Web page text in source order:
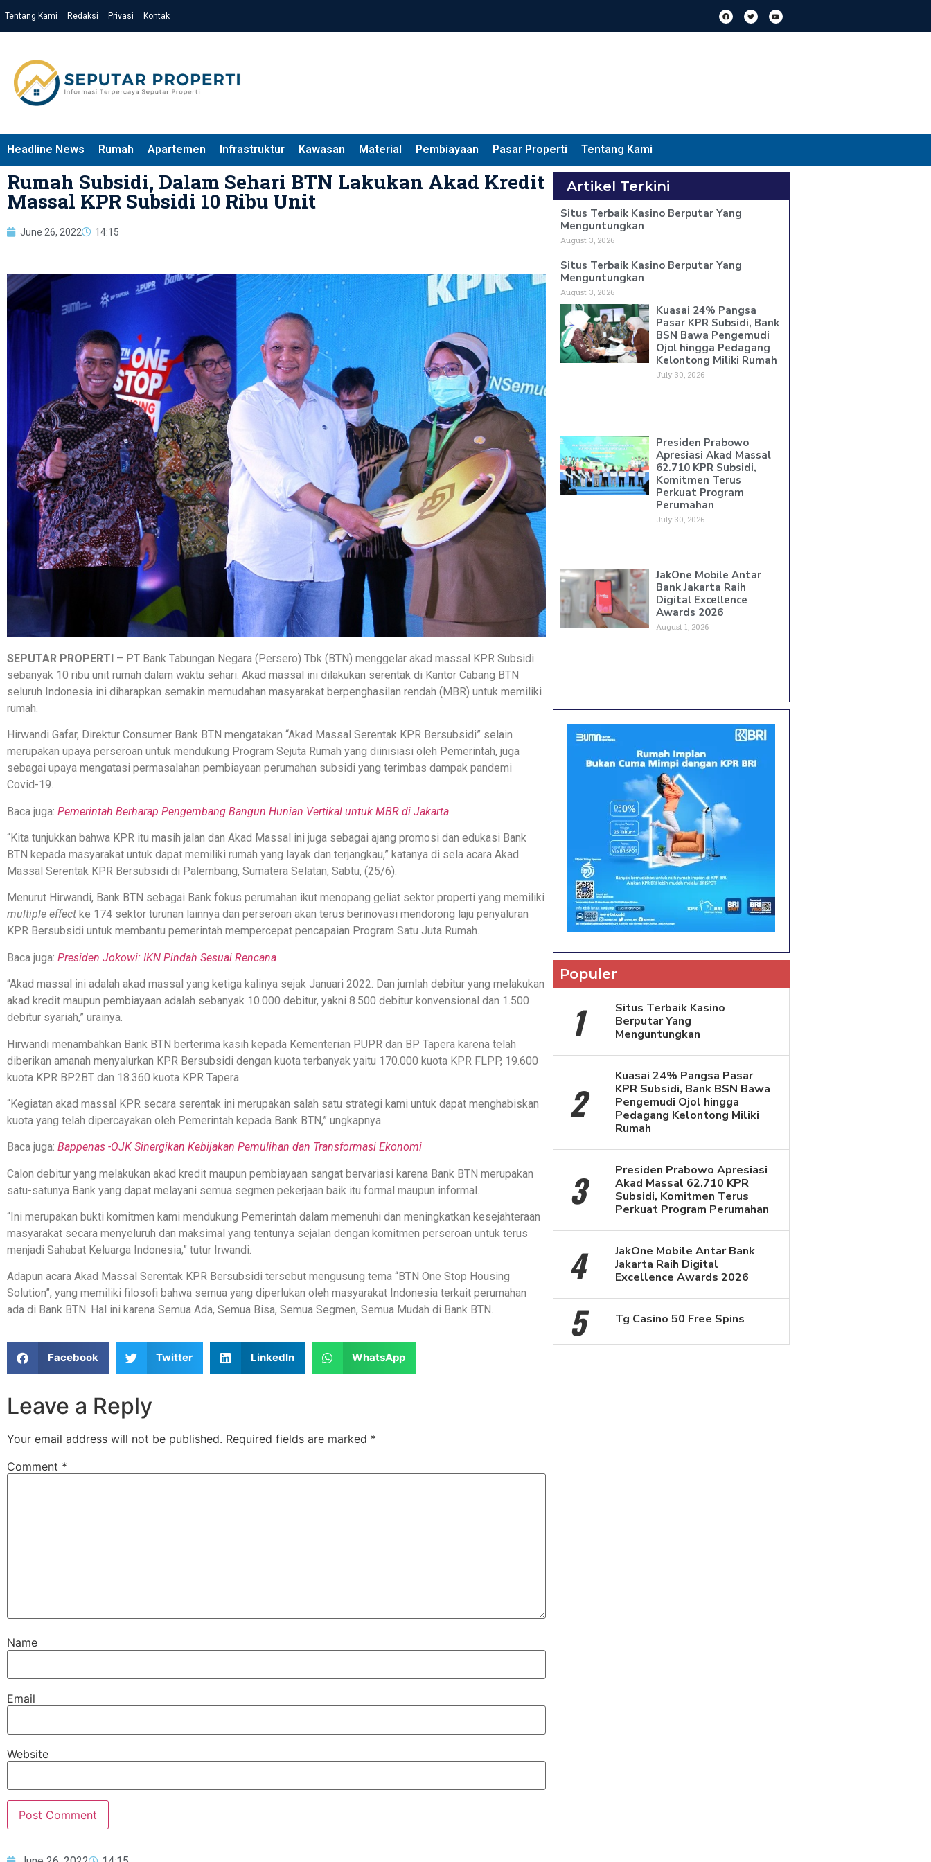
Tentang Kami Redaksi Privasi Kontak
Headline News Rumah Apartemen Infrastruktur Kawasan Material Pembiayaan Pasar Properti Tentang Kami
Rumah Subsidi, Dalam Sehari BTN Lakukan Akad Kredit
Massal KPR Subsidi 10 Ribu Unit
June 26, 2022 14:15
SEPUTAR PROPERTI – PT Bank Tabungan Negara (Persero) Tbk (BTN) menggelar akad massal KPR Subsidi
sebanyak 10 ribu unit rumah dalam waktu sehari. Akad massal ini dilakukan serentak di Kantor Cabang BTN
seluruh Indonesia ini diharapkan semakin memudahan masyarakat berpenghasilan rendah (MBR) untuk memiliki
rumah.
Hirwandi Gafar, Direktur Consumer Bank BTN mengatakan “Akad Massal Serentak KPR Bersubsidi” selain
merupakan upaya perseroan untuk mendukung Program Sejuta Rumah yang diinisiasi oleh Pemerintah, juga
sebagai upaya mengatasi permasalahan pembiayaan perumahan subsidi yang terimbas dampak pandemi
Covid-19.
Baca juga: Pemerintah Berharap Pengembang Bangun Hunian Vertikal untuk MBR di Jakarta
“Kita tunjukkan bahwa KPR itu masih jalan dan Akad Massal ini juga sebagai ajang promosi dan edukasi Bank
BTN kepada masyarakat untuk dapat memiliki rumah yang layak dan terjangkau,” katanya di sela acara Akad
Massal Serentak KPR Bersubsidi di Palembang, Sumatera Selatan, Sabtu, (25/6).
Menurut Hirwandi, Bank BTN sebagai Bank fokus perumahan ikut menopang geliat sektor properti yang memiliki
multiple effect ke 174 sektor turunan lainnya dan perseroan akan terus berinovasi mendorong laju penyaluran
KPR Bersubsidi untuk membantu pemerintah mempercepat pencapaian Program Satu Juta Rumah.
Baca juga: Presiden Jokowi: IKN Pindah Sesuai Rencana
“Akad massal ini adalah akad massal yang ketiga kalinya sejak Januari 2022. Dan jumlah debitur yang melakukan
akad kredit maupun pembiayaan adalah sebanyak 10.000 debitur, yakni 8.500 debitur konvensional dan 1.500
debitur syariah,” urainya.
Hirwandi menambahkan Bank BTN berterima kasih kepada Kementerian PUPR dan BP Tapera karena telah
diberikan amanah menyalurkan KPR Bersubsidi dengan kuota terbanyak yaitu 170.000 kuota KPR FLPP, 19.600
kuota KPR BP2BT dan 18.360 kuota KPR Tapera.
“Kegiatan akad massal KPR secara serentak ini merupakan salah satu strategi kami untuk dapat menghabiskan
kuota yang telah dipercayakan oleh Pemerintah kepada Bank BTN,” ungkapnya.
Baca juga: Bappenas -OJK Sinergikan Kebijakan Pemulihan dan Transformasi Ekonomi
Calon debitur yang melakukan akad kredit maupun pembiayaan sangat bervariasi karena Bank BTN merupakan
satu-satunya Bank yang dapat melayani semua segmen pekerjaan baik itu formal maupun informal.
“Ini merupakan bukti komitmen kami mendukung Pemerintah dalam memenuhi dan meningkatkan kesejahteraan
masyarakat secara menyeluruh dan maksimal yang tentunya sejalan dengan komitmen perseroan untuk terus
menjadi Sahabat Keluarga Indonesia,” tutur Irwandi.
Adapun acara Akad Massal Serentak KPR Bersubsidi tersebut mengusung tema “BTN One Stop Housing
Solution”, yang memiliki filosofi bahwa semua yang diperlukan oleh masyarakat Indonesia terkait perumahan
ada di Bank BTN. Hal ini karena Semua Ada, Semua Bisa, Semua Segmen, Semua Mudah di Bank BTN.
Facebook Twitter LinkedIn WhatsApp
Leave a Reply
Your email address will not be published. Required fields are marked *
Comment *
Name
Email
Website
Artikel Terkini
Situs Terbaik Kasino Berputar Yang
Menguntungkan
August 3, 2026
Situs Terbaik Kasino Berputar Yang
Menguntungkan
August 3, 2026
Kuasai 24% Pangsa
Pasar KPR Subsidi, Bank
BSN Bawa Pengemudi
Ojol hingga Pedagang
Kelontong Miliki Rumah
July 30, 2026
Presiden Prabowo
Apresiasi Akad Massal
62.710 KPR Subsidi,
Komitmen Terus
Perkuat Program
Perumahan
July 30, 2026
JakOne Mobile Antar
Bank Jakarta Raih
Digital Excellence
Awards 2026
August 1, 2026
Populer
1
Situs Terbaik Kasino
Berputar Yang
Menguntungkan
2
Kuasai 24% Pangsa Pasar
KPR Subsidi, Bank BSN Bawa
Pengemudi Ojol hingga
Pedagang Kelontong Miliki
Rumah
3
Presiden Prabowo Apresiasi
Akad Massal 62.710 KPR
Subsidi, Komitmen Terus
Perkuat Program Perumahan
4
JakOne Mobile Antar Bank
Jakarta Raih Digital
Excellence Awards 2026
5 Tg Casino 50 Free Spins